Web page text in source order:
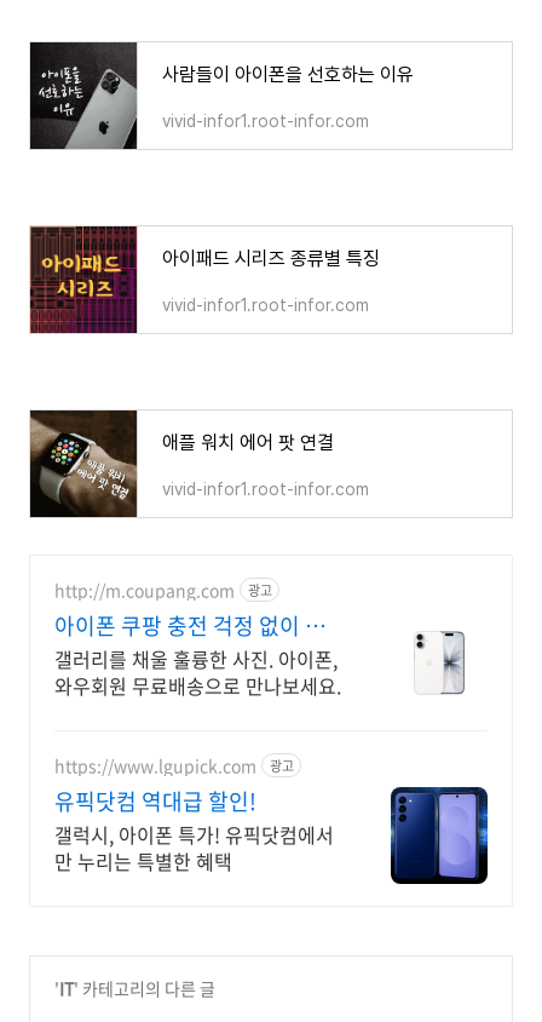
사람들이 아이폰을 선호하는 이유
vivid-infor1.root-infor.com
아이패드 시리즈 종류별 특징
vivid-infor1.root-infor.com
애플 워치 에어 팟 연결
vivid-infor1.root-infor.com
http://m.coupang.com 광고
아이폰 쿠팡 충전 걱정 없이 하
루 종일
갤러리를 채울 훌륭한 사진. 아이폰,
와우회원 무료배송으로 만나보세요.
https://www.lgupick.com 광고
유픽닷컴 역대급 할인!
갤럭시, 아이폰 특가! 유픽닷컴에서
만 누리는 특별한 혜택
'IT' 카테고리의 다른 글